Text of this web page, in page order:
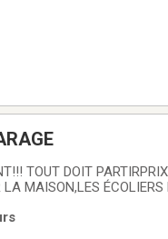
TOUT DOIT
BÉBÉS. PETITS ÉLECTROS, TABLES,